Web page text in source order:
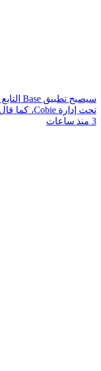
تحت إدارة Cobie، كما قال Jesse Pollak
3 منذ ساعات